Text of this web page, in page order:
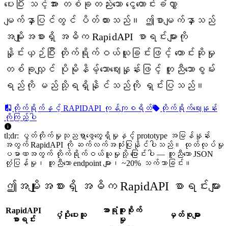
ပေးပြီး သင့်အား တစ်ခုတည်းသော ငွေတောင်းခံလွှာ
မျက်နှာပြင်တွင် ပိတ်ထားသည်။ ဤစာမျက်နှာသည်
အမျိုးအစားရှိ အဓိက RapidAPI စာရင်းများကို
နှိုင်းယှဉ်ပြီး တိုက်ရိုက်ဝယ်ယူခြင်းဖြင့် တောင်းဆိုမှု
တစ်ခုလျှင် ပိုမိုနိမ့်သောဈေးနှုန်းဖြင့် တူညီသောစွမ်း
ရည်ကို မည်သို့ရရှိနိုင်သည်ကို ရှင်းပြသည်။
တိုက်ရိုက်နှင့် RAPIDAPI ကုန်ကျစရိတ်
တိုက်ရိုက်ဈေးနှုန်း
ကိုကြည့်ပါ
tl;dr: ပွတ်တိုက်မှုသုညရှာဖွေတွေ့ရှိမှုနှင့် prototype အမြန်နှုန်း
အတွက် RapidAPI ကို ဆက်လက်အသုံးပြုနိုင်ပါသည်။ ထုတ်လုပ်မှု
ပမာဏအတွက် တိုက်ရိုက်ဝယ်ယူမှုသို့ ပြောင်းပါ — တူညီသော JSON
တုံ့ပြန်မှု၊ တူညီသော endpoint များ၊ ~20% သက်သာခြင်း။
ဤအမျိုးအစားရှိ အဓိက RapidAPI စာရင်းများ
RapidAPI
စာရင်း
ပံ့ပိုးပေးသူ
အာရုံစူးစိုက်
မှု
မှတ်စုများ